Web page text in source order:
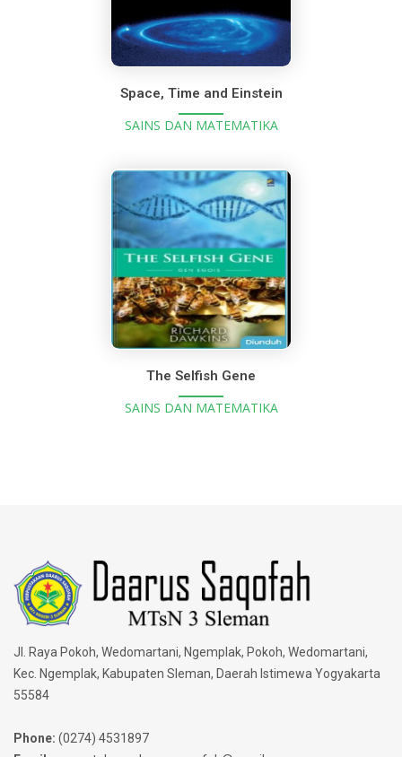
Space, Time and Einstein
SAINS DAN MATEMATIKA
The Selfish Gene
SAINS DAN MATEMATIKA
Jl. Raya Pokoh, Wedomartani, Ngemplak, Pokoh, Wedomartani,
Kec. Ngemplak, Kabupaten Sleman, Daerah Istimewa Yogyakarta
55584
Phone: (0274) 4531897